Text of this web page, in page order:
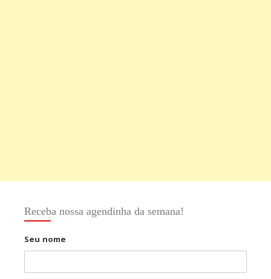
Receba nossa agendinha da semana!
Seu nome